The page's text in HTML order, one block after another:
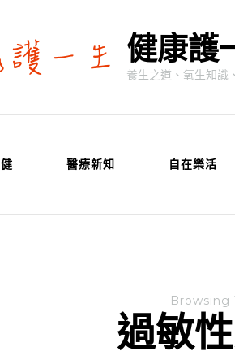
健康護
養生之道、氧生知識
醫療新知 自在樂活
Browsing
過敏